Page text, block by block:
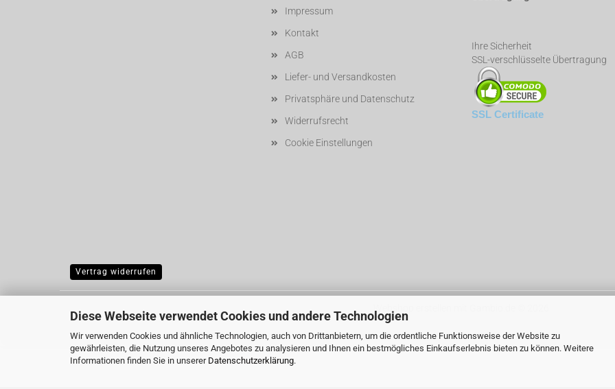
Diese Webseite verwendet Cookies und andere Technologien
Wir verwenden Cookies und ähnliche Technologien, auch von Drittanbietern, um die ordentliche Funktionsweise der Website zu
gewährleisten, die Nutzung unseres Angebotes zu analysieren und Ihnen ein bestmögliches Einkaufserlebnis bieten zu können. Weitere
Informationen finden Sie in unserer Datenschutzerklärung.
Impressum
Kontakt
AGB
Liefer- und Versandkosten
Privatsphäre und Datenschutz
Widerrufsrecht
Cookie Einstellungen
Ihre Sicherheit
SSL-verschlüsselte Übertragung
SSL Certificate
Vertrag widerrufen